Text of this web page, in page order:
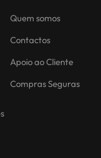
Quem somos
Contactos
Apoio ao Cliente
Compras Seguras